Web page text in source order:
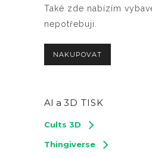
Také zde nabízím
nepotřebuji.
NAKUPOVAT
AI a 3D TISK
Cults 3D
Thingiverse